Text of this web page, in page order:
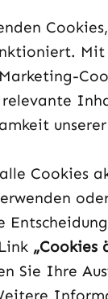
040 – 182
Mo-Fr, 08:00 -
Vertrag
Schau auf
Sieh dir
Sieh dir
relevante
Cookies
„Cookies
Sie Ihre